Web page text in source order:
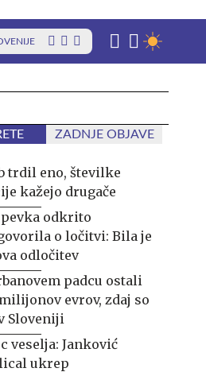
ZADNJE OBJAVE
trdil eno, številke
kažejo drugače
pevka odkrito
o ločitvi: Bila je
odločitev
padcu ostali
evrov, zdaj so
Sloveniji
veselja: Janković
ukrep